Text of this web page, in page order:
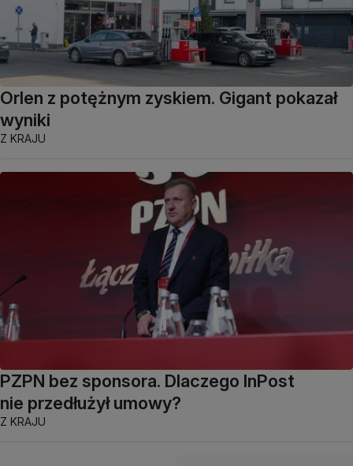
Orlen z potężnym zyskiem. Gigant pokazał
wyniki
Z KRAJU
PZPN bez sponsora. Dlaczego InPost
nie przedłużył umowy?
Z KRAJU